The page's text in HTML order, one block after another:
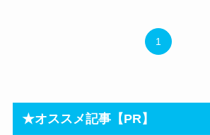
1
★オススメ記事【PR】